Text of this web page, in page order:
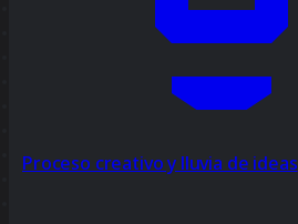
Proceso creativo y lluvia de ideas